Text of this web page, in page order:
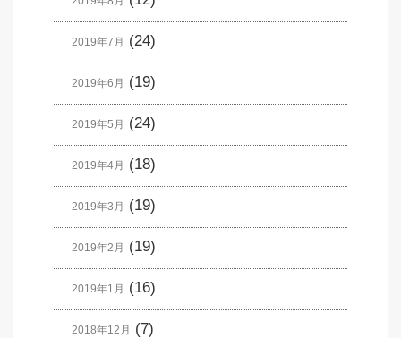
2019年7月 (24)
2019年6月 (19)
2019年5月 (24)
2019年4月 (18)
2019年3月 (19)
2019年2月 (19)
2019年1月 (16)
2018年12月 (7)